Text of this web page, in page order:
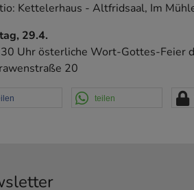
Kettelerhaus - Altfridsaal, Im
29.4.
Uhr österliche Wort-Gottes-Feier
20
teilen